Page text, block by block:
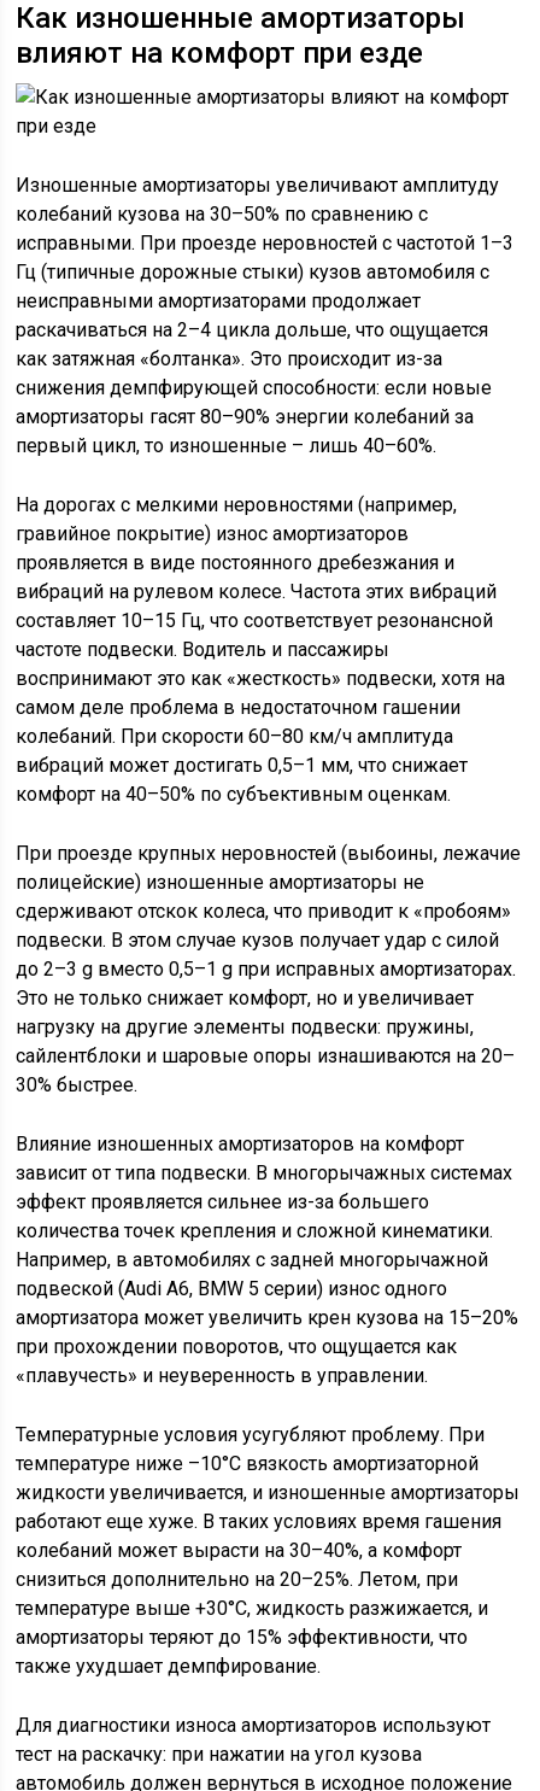
Как изношенные амортизаторы
влияют на комфорт при езде
Изношенные амортизаторы увеличивают амплитуду
колебаний кузова на 30–50% по сравнению с
исправными. При проезде неровностей с частотой 1–3
Гц (типичные дорожные стыки) кузов автомобиля с
неисправными амортизаторами продолжает
раскачиваться на 2–4 цикла дольше, что ощущается
как затяжная «болтанка». Это происходит из-за
снижения демпфирующей способности: если новые
амортизаторы гасят 80–90% энергии колебаний за
первый цикл, то изношенные – лишь 40–60%.
На дорогах с мелкими неровностями (например,
гравийное покрытие) износ амортизаторов
проявляется в виде постоянного дребезжания и
вибраций на рулевом колесе. Частота этих вибраций
составляет 10–15 Гц, что соответствует резонансной
частоте подвески. Водитель и пассажиры
воспринимают это как «жесткость» подвески, хотя на
самом деле проблема в недостаточном гашении
колебаний. При скорости 60–80 км/ч амплитуда
вибраций может достигать 0,5–1 мм, что снижает
комфорт на 40–50% по субъективным оценкам.
При проезде крупных неровностей (выбоины, лежачие
полицейские) изношенные амортизаторы не
сдерживают отскок колеса, что приводит к «пробоям»
подвески. В этом случае кузов получает удар с силой
до 2–3 g вместо 0,5–1 g при исправных амортизаторах.
Это не только снижает комфорт, но и увеличивает
нагрузку на другие элементы подвески: пружины,
сайлентблоки и шаровые опоры изнашиваются на 20–
30% быстрее.
Влияние изношенных амортизаторов на комфорт
зависит от типа подвески. В многорычажных системах
эффект проявляется сильнее из-за большего
количества точек крепления и сложной кинематики.
Например, в автомобилях с задней многорычажной
подвеской (Audi A6, BMW 5 серии) износ одного
амортизатора может увеличить крен кузова на 15–20%
при прохождении поворотов, что ощущается как
«плавучесть» и неуверенность в управлении.
Температурные условия усугубляют проблему. При
температуре ниже –10°C вязкость амортизаторной
жидкости увеличивается, и изношенные амортизаторы
работают еще хуже. В таких условиях время гашения
колебаний может вырасти на 30–40%, а комфорт
снизиться дополнительно на 20–25%. Летом, при
температуре выше +30°C, жидкость разжижается, и
амортизаторы теряют до 15% эффективности, что
также ухудшает демпфирование.
Для диагностики износа амортизаторов используют
тест на раскачку: при нажатии на угол кузова
автомобиль должен вернуться в исходное положение